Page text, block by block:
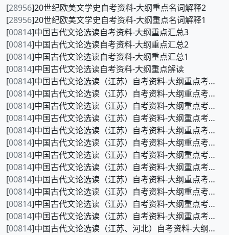
[28956]20世纪欧美文学史自考资料-大纲重点名词解释2
[28956]20世纪欧美文学史自考资料-大纲重点名词解释1
[00814]中国古代文论选读自考资料-大纲重点汇总3
[00814]中国古代文论选读自考资料-大纲重点汇总2
[00814]中国古代文论选读自考资料-大纲重点汇总1
[00814]中国古代文论选读自考资料-大纲重点解读
[00814]中国古代文论选读（江苏）自考资料-大纲重点考前冲刺5
[00814]中国古代文论选读（江苏）自考资料-大纲重点考前冲刺4
[00814]中国古代文论选读（江苏）自考资料-大纲重点考前冲刺3
[00814]中国古代文论选读（江苏）自考资料-大纲重点考前冲刺2
[00814]中国古代文论选读（江苏）自考资料-大纲重点考前冲刺1
[00814]中国古代文论选读（江苏）自考资料-大纲重点考前押密7
[00814]中国古代文论选读（江苏）自考资料-大纲重点考前押密6
[00814]中国古代文论选读（江苏）自考资料-大纲重点考前押密5
[00814]中国古代文论选读（江苏）自考资料-大纲重点考前押密4
[00814]中国古代文论选读（江苏）自考资料-大纲重点考前押密3
[00814]中国古代文论选读（江苏）自考资料-大纲重点考前押密2
[00814]中国古代文论选读（江苏）自考资料-大纲重点考前押密1
[00814]中国古代文论选读（江苏、河北）自考资料-大纲重点120题8